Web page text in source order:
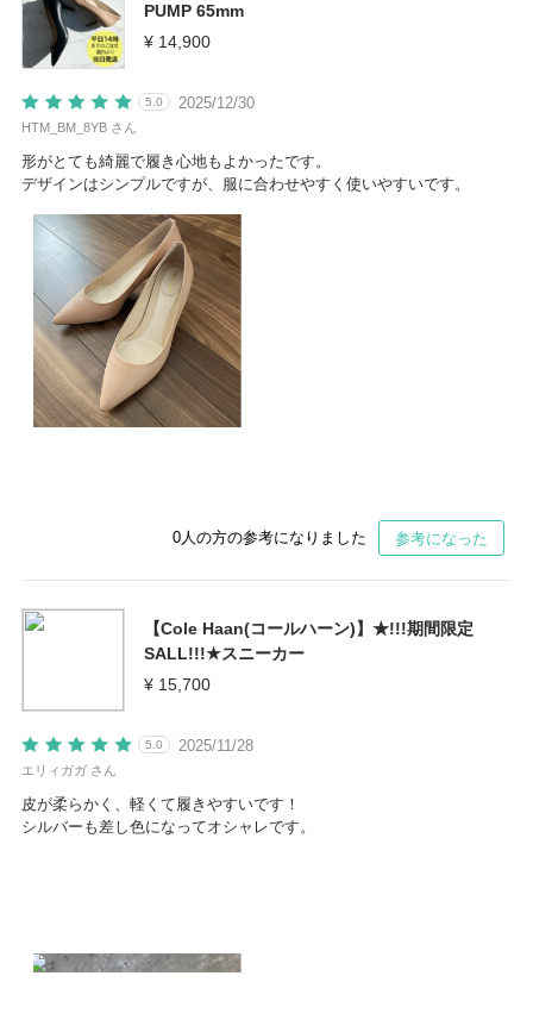
PUMP 65mm
¥ 14,900
2025/12/30
5.0
HTM_BM_8YB さん
形がとても綺麗で履き心地もよかったです。
デザインはシンプルですが、服に合わせやすく使いやすいです。
0人の方の参考になりました 参考になった
【Cole Haan(コールハーン)】★!!!期間限定
SALL!!!★スニーカー
¥ 15,700
2025/11/28
5.0
エリィガガ さん
皮が柔らかく、軽くて履きやすいです！
シルバーも差し色になってオシャレです。